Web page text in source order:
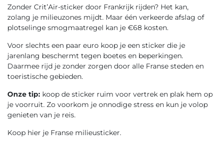
Zonder Crit’Air-sticker door Frankrijk rijden? Het kan,
zolang je milieuzones mijdt. Maar één verkeerde afslag of
plotselinge smogmaatregel kan je €68 kosten.
Voor slechts een paar euro koop je een sticker die je
jarenlang beschermt tegen boetes en beperkingen.
Daarmee rijd je zonder zorgen door alle Franse steden en
toeristische gebieden.
Onze tip: koop de sticker ruim voor vertrek en plak hem op
je voorruit. Zo voorkom je onnodige stress en kun je volop
genieten van je reis.
Koop hier je Franse milieusticker.